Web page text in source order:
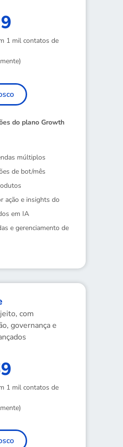
1 mil contatos de
do plano Growth
múltiplos
de bot/mês
ação e insights do
em IA
e gerenciamento de
com
governança e
1 mil contatos de